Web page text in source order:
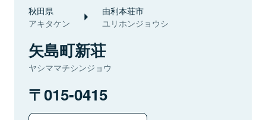
秋田県
アキタケン
由利本荘市
ユリホンジョウシ
矢島町新荘
ヤシママチシンジョウ
015-0415